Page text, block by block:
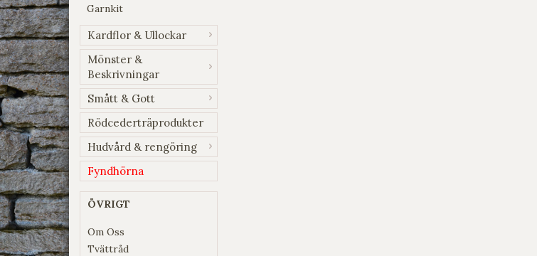
Garnkit
Kardflor & Ullockar
Mönster &
Beskrivningar
Smått & Gott
Rödcederträprodukter
Hudvård & rengöring
Fyndhörna
ÖVRIGT
Om Oss
Tvättråd